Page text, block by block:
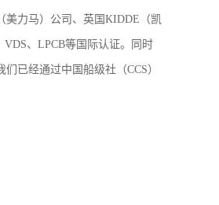
美力马）公司、英国KIDDE（凯
、LPCB等国际认证。同时
已经通过中国船级社（CCS）